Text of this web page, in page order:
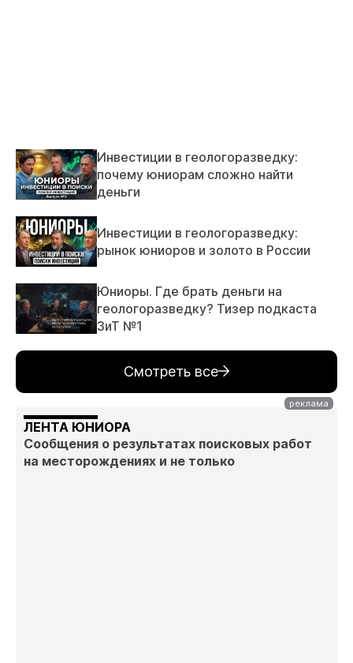
Инвестиции в геологоразведку:
почему юниорам сложно найти
деньги
Инвестиции в геологоразведку:
рынок юниоров и золото в России
Юниоры. Где брать деньги на
геологоразведку? Тизер подкаста
ЗиТ №1
Смотреть все
ЛЕНТА ЮНИОРА
Сообщения о результатах поисковых работ
на месторождениях и не только